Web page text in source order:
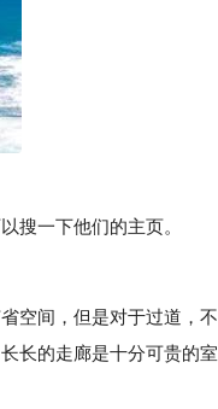
一下他们的主页。
空间，但是对于过道，不
长的走廊是十分可贵的室